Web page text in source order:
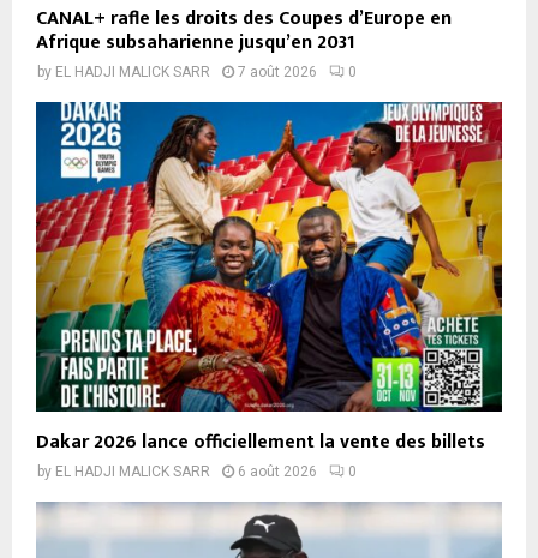
CANAL+ rafle les droits des Coupes d’Europe en
Afrique subsaharienne jusqu’en 2031
by EL HADJI MALICK SARR 7 août 2026 0
Dakar 2026 lance officiellement la vente des billets
by EL HADJI MALICK SARR 6 août 2026 0